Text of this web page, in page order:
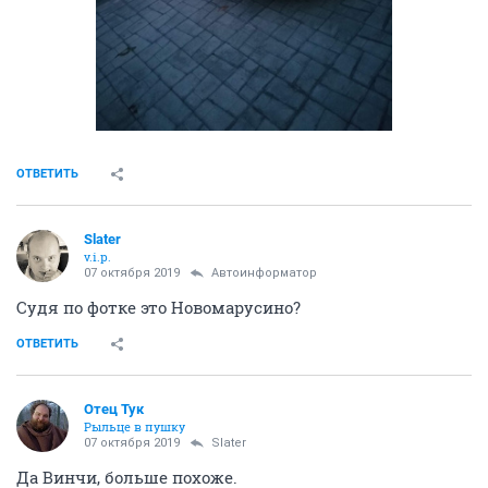
ОТВЕТИТЬ
Slater
v.i.p.
07 октября 2019 Автоинформатор
Судя по фотке это Новомарусино?
ОТВЕТИТЬ
Отец Тук
Рыльце в пушку
07 октября 2019 Slater
Да Винчи, больше похоже.